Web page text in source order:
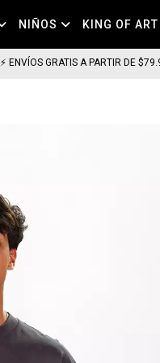
NIÑOS KING OF ART
⚡ ENVÍOS GRATIS A PARTIR DE